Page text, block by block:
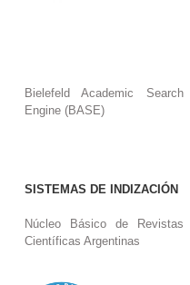
Bielefeld Academic Search
Engine (BASE)
SISTEMAS DE INDIZACIÓN
Núcleo Básico de Revistas
Científicas Argentinas